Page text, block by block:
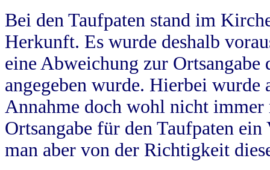
Bei den Taufpaten stand im
Herkunft. Es wurde deshalb
eine Abweichung zur
angegeben wurde. Hierbei wurde
Annahme doch wohl nicht
Ortsangabe für den Taufpaten
man aber von der Richtigkeit